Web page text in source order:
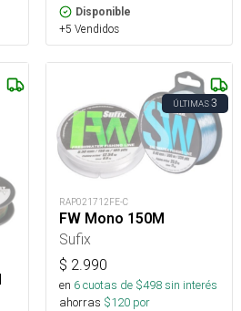
Disponible
+5 Vendidos
ÚLTIMAS3
RAP021712FE-C
FW Mono 150M
Sufix
$ 2.990
en 6cuotas de $498sin interés
ahorras $120 por